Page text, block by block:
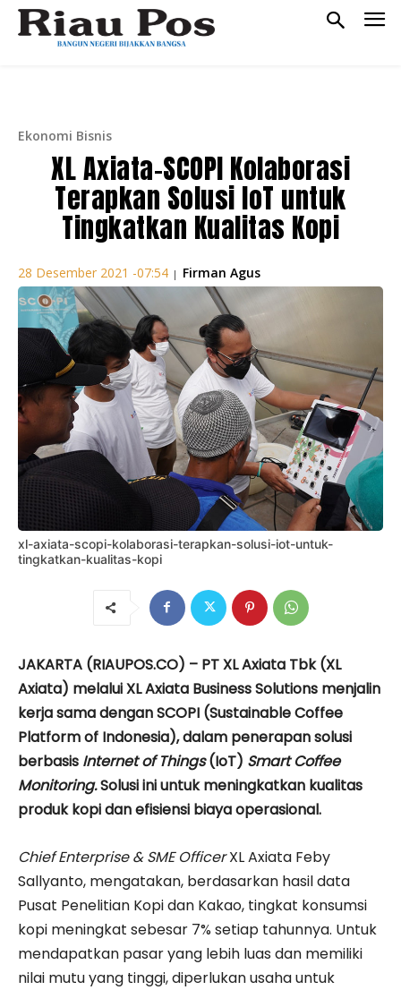
Ekonomi Bisnis
XL Axiata-SCOPI Kolaborasi
Terapkan Solusi IoT untuk
Tingkatkan Kualitas Kopi
28 Desember 2021 -07:54 | Firman Agus
xl-axiata-scopi-kolaborasi-terapkan-solusi-iot-untuk-
tingkatkan-kualitas-kopi
JAKARTA (RIAUPOS.CO) – PT XL Axiata Tbk (XL
Axiata) melalui XL Axiata Business Solutions menjalin
kerja sama dengan SCOPI (Sustainable Coffee
Platform of Indonesia), dalam penerapan solusi
berbasis Internet of Things(IoT) Smart Coffee
Monitoring.Solusi ini untuk meningkatkan kualitas
produk kopi dan efisiensi biaya operasional.
Chief Enterprise & SME OfficerXL Axiata Feby
Sallyanto, mengatakan, berdasarkan hasil data
Pusat Penelitian Kopi dan Kakao, tingkat konsumsi
kopi meningkat sebesar 7% setiap tahunnya. Untuk
mendapatkan pasar yang lebih luas dan memiliki
nilai mutu yang tinggi, diperlukan usaha untuk